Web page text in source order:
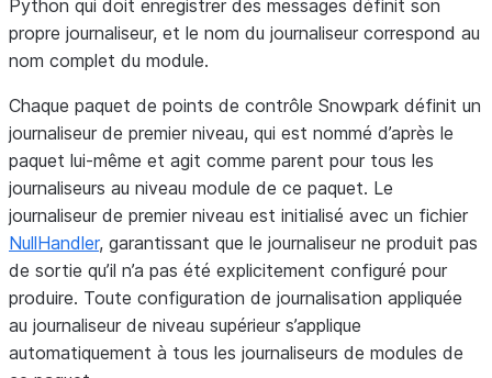
Python qui doit enregistrer des messages définit son
propre journaliseur, et le nom du journaliseur correspond au
nom complet du module.
Chaque paquet de points de contrôle Snowpark définit un
journaliseur de premier niveau, qui est nommé d’après le
paquet lui-même et agit comme parent pour tous les
journaliseurs au niveau module de ce paquet. Le
journaliseur de premier niveau est initialisé avec un fichier
NullHandler, garantissant que le journaliseur ne produit pas
de sortie qu’il n’a pas été explicitement configuré pour
produire. Toute configuration de journalisation appliquée
au journaliseur de niveau supérieur s’applique
automatiquement à tous les journaliseurs de modules de